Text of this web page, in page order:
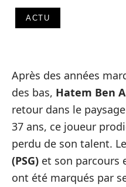
ACTU
Après des années
des bas, Hatem Ben
retour dans le
37 ans, ce joueur
perdu de son talent. Le
(PSG) et son parcours
ont été marqués par